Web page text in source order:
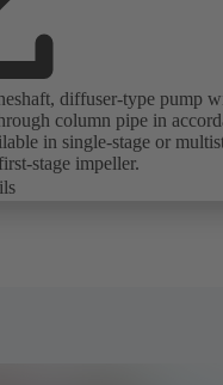
diffuser-type pump
column pipe in
in single-stage or
stage impeller.